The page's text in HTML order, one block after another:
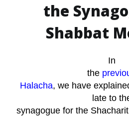
the
Shabbat
In
the
Halacha, we have
late to
synagogue for the